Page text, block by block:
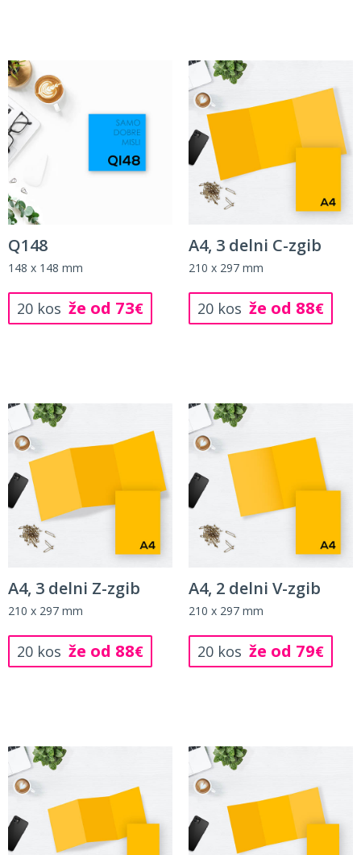
Q148
148 x 148 mm
20 kos že od 73€
A4, 3 delni C-zgib
210 x 297 mm
20 kos že od 88€
A4, 3 delni Z-zgib
210 x 297 mm
20 kos že od 88€
A4, 2 delni V-zgib
210 x 297 mm
20 kos že od 79€